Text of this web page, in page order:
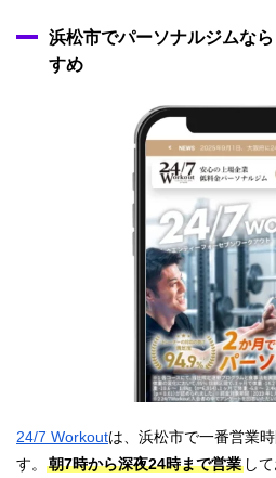
浜松市でパーソナルジムな
すめ
24/7 Workoutは、浜松市で一番営業
す。
朝7時から深夜24時まで営業 し